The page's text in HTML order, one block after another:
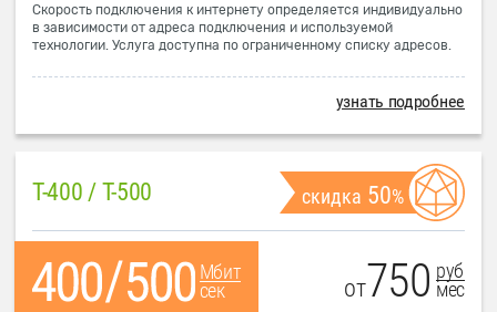
Скорость подключения к интернету определяется индивидуально
в зависимости от адреса подключения и используемой
технологии. Услуга доступна по ограниченному списку адресов.
узнать подробнее
T-400 / T-500 скидка 50%
Мбит
сек
от750 руб
мес